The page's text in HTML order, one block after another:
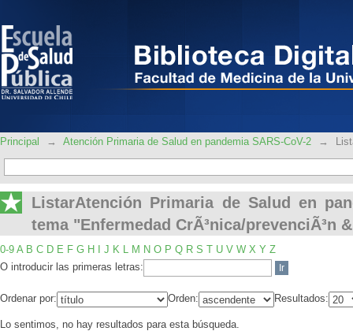
CrÃ³nica/prevenciÃ³n & control"
Principal → Atención Primaria de Salud en pandemia SARS-CoV-2 →
ListarAtención Primaria de Salud en
tema "Enfermedad CrÃ³nica/prevenciÃ³n
0-9 A B C D E F G H J K L M N O P Q R S T U V W X Y Z
O introducir las primeras letras:
Ordenar por: Orden: Resultados:
Lo sentimos, no hay resultados para esta búsqueda.